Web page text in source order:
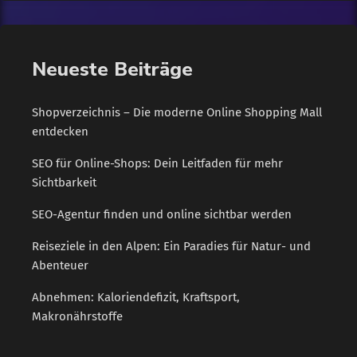
Luftqualität […]
Neueste Beiträge
Shopverzeichnis – Die moderne Online Shopping Mall
entdecken
SEO für Online-Shops: Dein Leitfaden für mehr
Sichtbarkeit
SEO-Agentur finden und online sichtbar werden
Reiseziele in den Alpen: Ein Paradies für Natur- und
Abenteuer
Abnehmen: Kaloriendefizit, Kraftsport,
Makronährstoffe